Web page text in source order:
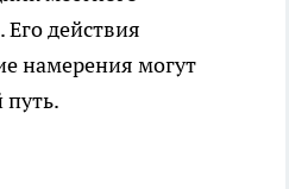
действия
намерения могут
путь.